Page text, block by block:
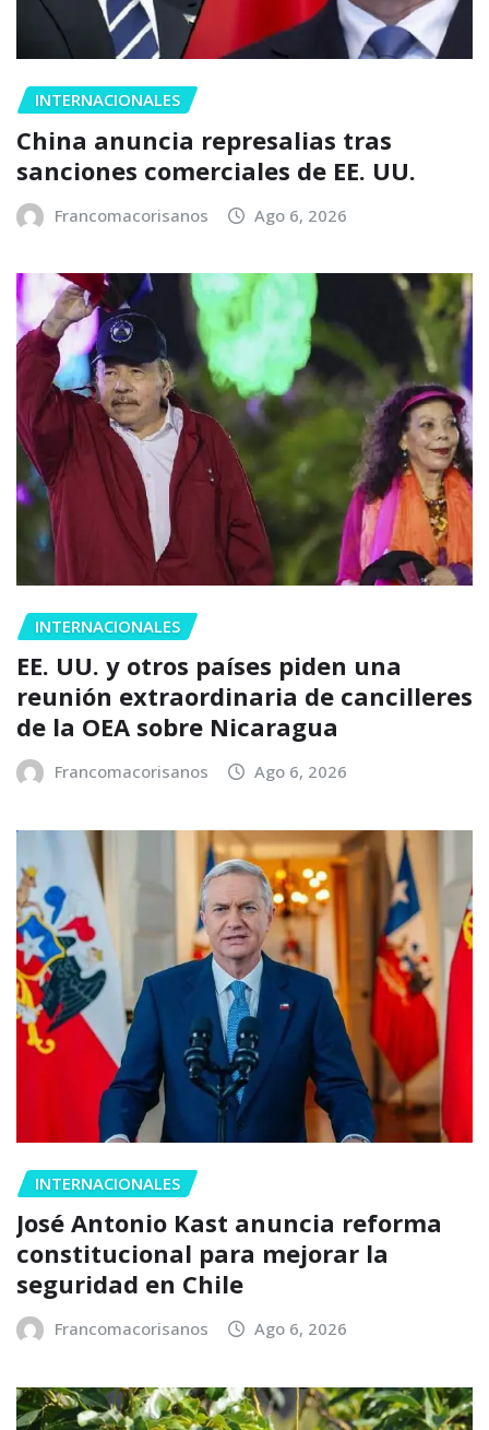
INTERNACIONALES
China anuncia represalias tras
sanciones comerciales de EE. UU.
Francomacorisanos Ago 6, 2026
INTERNACIONALES
EE. UU. y otros países piden una
reunión extraordinaria de cancilleres
de la OEA sobre Nicaragua
Francomacorisanos Ago 6, 2026
INTERNACIONALES
José Antonio Kast anuncia reforma
constitucional para mejorar la
seguridad en Chile
Francomacorisanos Ago 6, 2026